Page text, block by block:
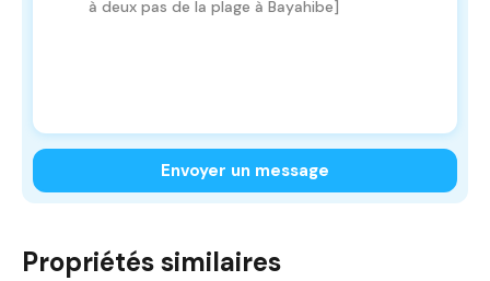
Envoyer un message
Propriétés similaires